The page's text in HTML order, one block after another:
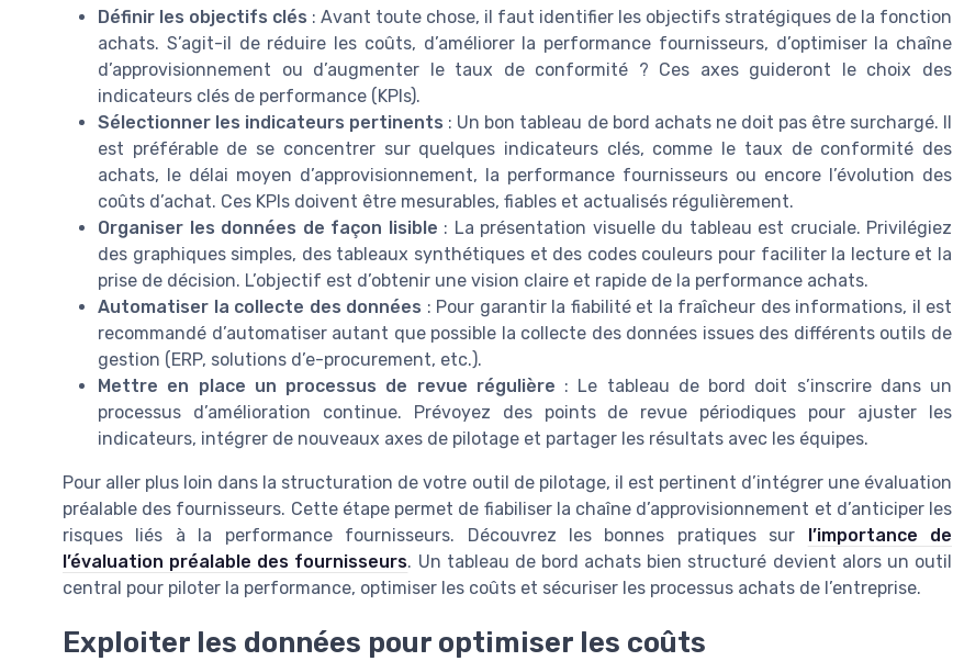
Définir les objectifs clés : Avant toute chose, il faut identifier les objectifs stratégiques de la fonction
achats. S’agit-il de réduire les coûts, d’améliorer la performance fournisseurs, d’optimiser la chaîne
d’approvisionnement ou d’augmenter le taux de conformité ? Ces axes guideront le choix des
indicateurs clés de performance (KPIs).
Sélectionner les indicateurs pertinents : Un bon tableau de bord achats ne doit pas être surchargé. Il
est préférable de se concentrer sur quelques indicateurs clés, comme le taux de conformité des
achats, le délai moyen d’approvisionnement, la performance fournisseurs ou encore l’évolution des
coûts d’achat. Ces KPIs doivent être mesurables, fiables et actualisés régulièrement.
Organiser les données de façon lisible : La présentation visuelle du tableau est cruciale. Privilégiez
des graphiques simples, des tableaux synthétiques et des codes couleurs pour faciliter la lecture et la
prise de décision. L’objectif est d’obtenir une vision claire et rapide de la performance achats.
Automatiser la collecte des données : Pour garantir la fiabilité et la fraîcheur des informations, il est
recommandé d’automatiser autant que possible la collecte des données issues des différents outils de
gestion (ERP, solutions d’e-procurement, etc.).
Mettre en place un processus de revue régulière : Le tableau de bord doit s’inscrire dans un
processus d’amélioration continue. Prévoyez des points de revue périodiques pour ajuster les
indicateurs, intégrer de nouveaux axes de pilotage et partager les résultats avec les équipes.
Pour aller plus loin dans la structuration de votre outil de pilotage, il est pertinent d’intégrer une évaluation
préalable des fournisseurs. Cette étape permet de fiabiliser la chaîne d’approvisionnement et d’anticiper les
risques liés à la performance fournisseurs. Découvrez les bonnes pratiques sur
l’importance de
l’évaluation préalable des fournisseurs. Un tableau de bord achats bien structuré devient alors un outil
central pour piloter la performance, optimiser les coûts et sécuriser les processus achats de l’entreprise.
Exploiter les données pour optimiser les coûts